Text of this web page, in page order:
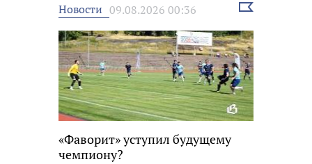
Новости 09.08.2026 00:36
Выбрать
«Фаворит» уступил будущему
чемпиону?